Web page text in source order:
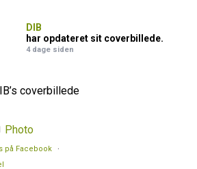
DIB
har opdateret sit coverbillede.
4 dage siden
coverbillede
Photo
på Facebook
·